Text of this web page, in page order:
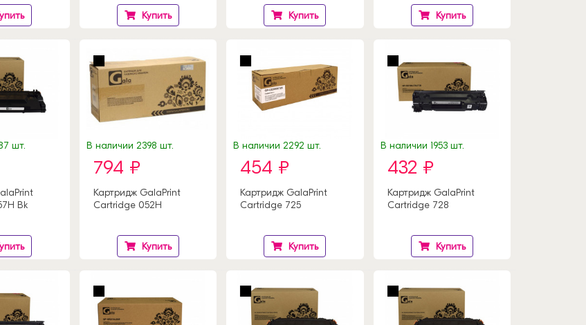
Купить Купить Купить
шт.
Bk
В наличии 2398 шт.
794 ₽
Картридж GalaPrint
Cartridge 052H
Купить
В наличии 2292 шт.
454 ₽
Картридж GalaPrint
Cartridge 725
Купить
В наличии 1953 шт.
432 ₽
Картридж GalaPrint
Cartridge 728
Купить